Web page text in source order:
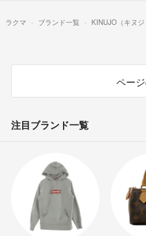
ラクマ ブランド一覧 KINUJO（キヌジ
ペー
注目ブランド一覧